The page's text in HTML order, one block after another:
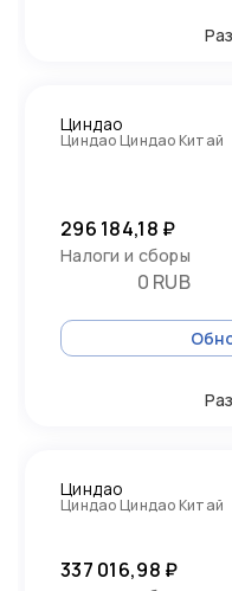
Циндао
Циндао Циндао Китай
296 184,18 ₽
Налоги и сборы
0 RUB
Циндао
Циндао Циндао Китай
337 016,98 ₽